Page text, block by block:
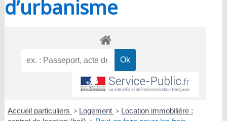
d’urbanisme
Accueil particuliers > Logement > Location immobilière :